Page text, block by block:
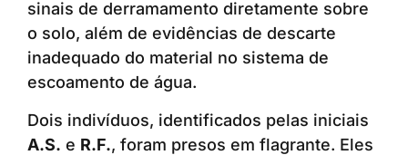
sinais de derramamento diretamente sobre
o solo, além de evidências de descarte
inadequado do material no sistema de
escoamento de água.
Dois indivíduos, identificados pelas iniciais
A.S. e R.F., foram presos em flagrante. Eles